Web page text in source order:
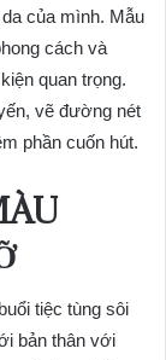
của mình. Mẫu
cách và
quan trọng.
vẽ đường nét
phần cuốn hút.
tiệc tùng sôi
bản thân với